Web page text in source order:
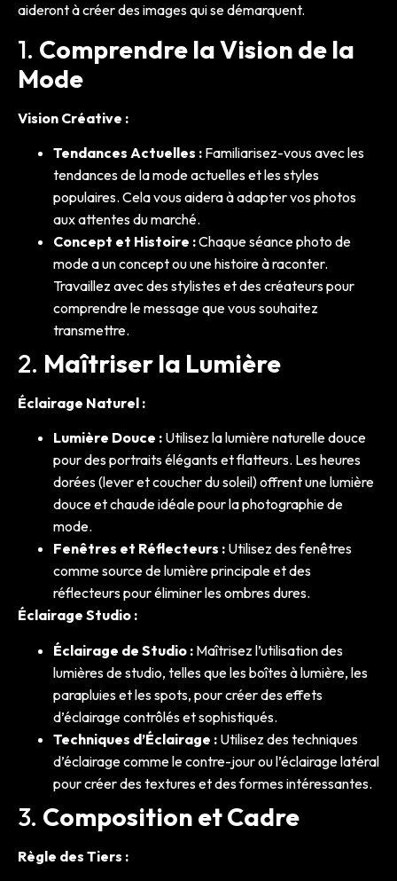
aideront à créer des images qui se démarquent.
1. Comprendre la Vision de la
Mode
Vision Créative :
Tendances Actuelles : Familiarisez-vous avec les
tendances de la mode actuelles et les styles
populaires. Cela vous aidera à adapter vos photos
aux attentes du marché.
Concept et Histoire :Chaque séance photo de
mode a un concept ou une histoire à raconter.
Travaillez avec des stylistes et des créateurs pour
comprendre le message que vous souhaitez
transmettre.
2. Maîtriser la Lumière
Éclairage Naturel :
Lumière Douce : Utilisez la lumière naturelle douce
pour des portraits élégants et flatteurs. Les heures
dorées (lever et coucher du soleil) offrent une lumière
douce et chaude idéale pour la photographie de
mode.
Fenêtres et Réflecteurs : Utilisez des fenêtres
comme source de lumière principale et des
réflecteurs pour éliminer les ombres dures.
Éclairage Studio :
Éclairage de Studio : Maîtrisez l’utilisation des
lumières de studio, telles que les boîtes à lumière, les
parapluies et les spots, pour créer des effets
d’éclairage contrôlés et sophistiqués.
Techniques d’Éclairage : Utilisez des techniques
d’éclairage comme le contre-jour ou l’éclairage latéral
pour créer des textures et des formes intéressantes.
3. Composition et Cadre
Règle des Tiers :